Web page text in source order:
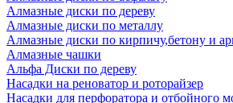
Алмазные диски по дереву
Алмазные диски по металлу
Алмазные диски по кирпичу,бетону и
Алмазные чашки
Альфа Диски по дереву
Насадки на реноватор и роторайзер
Насадки для перфоратора и отбойного